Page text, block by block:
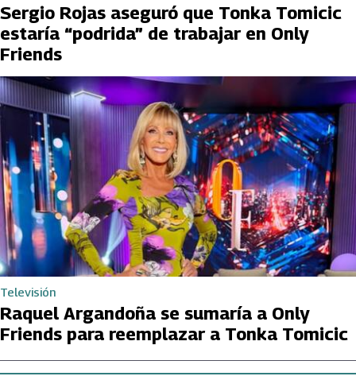
Sergio Rojas aseguró que Tonka Tomicic
estaría “podrida” de trabajar en Only
Friends
Televisión
Raquel Argandoña se sumaría a Only
Friends para reemplazar a Tonka Tomicic